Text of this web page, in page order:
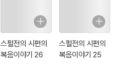
스펄전의 시편의
복음이야기 26
스펄전의 시편의
복음이야기 25